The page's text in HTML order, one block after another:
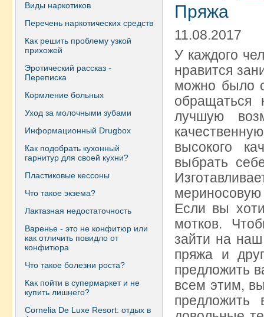
Виды наркотиков
Перечень наркотических средств
Как решить проблему узкой
прихожей
Эротический рассказ -
Переписка
Кормление больных
Уход за молочными зубами
Информационный Drugbox
Как подобрать кухонный
гарнитур для своей кухни?
Пластиковые кессоны
Что такое экзема?
Лактазная недостаточность
Варенье - это не конфитюр или
как отличить повидло от
конфитюра
Что такое болезни роста?
Как пойти в супермаркет и не
купить лишнего?
Сornelia De Luxe Resort: отдых в
Пряжа
11.08.2017
У каждого
нравится
можно было
лучшую
высокого
выбрать
мериносовую
Если вы
мотков.
зайти на
пряжа и
предложить
всем этим,